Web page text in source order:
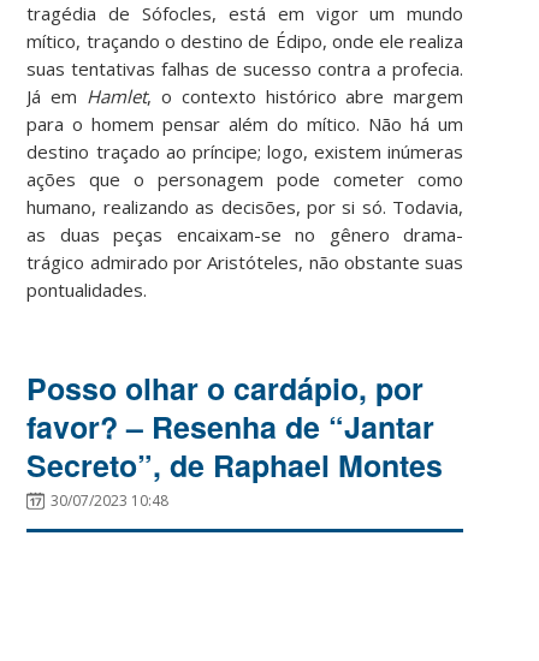
tragédia de Sófocles, está em vigor um mundo
mítico, traçando o destino de Édipo, onde ele realiza
suas tentativas falhas de sucesso contra a profecia.
Já em Hamlet, o contexto histórico abre margem
para o homem pensar além do mítico. Não há um
destino traçado ao príncipe; logo, existem inúmeras
ações que o personagem pode cometer como
humano, realizando as decisões, por si só. Todavia,
as duas peças encaixam-se no gênero drama-
trágico admirado por Aristóteles, não obstante suas
pontualidades.
Posso olhar o cardápio, por
favor? – Resenha de “Jantar
Secreto”, de Raphael Montes
30/07/2023 10:48